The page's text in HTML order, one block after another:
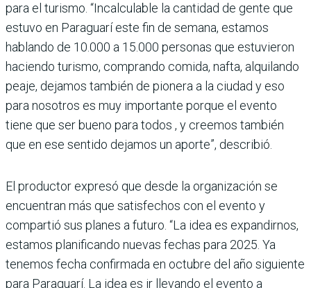
para el turismo. “Incalculable la cantidad de gente que
estuvo en Paraguarí este fin de semana, estamos
hablando de 10.000 a 15.000 personas que estuvieron
haciendo turismo, comprando comida, nafta, alquilando
peaje, dejamos también de pionera a la ciudad y eso
para nosotros es muy importante porque el evento
tiene que ser bueno para todos , y creemos también
que en ese sentido dejamos un aporte”, describió.
El productor expresó que desde la organización se
encuentran más que satisfechos con el evento y
compartió sus planes a futuro. “La idea es expandirnos,
estamos planificando nuevas fechas para 2025. Ya
tenemos fecha confirmada en octubre del año siguiente
para Paraguarí. La idea es ir llevando el evento a